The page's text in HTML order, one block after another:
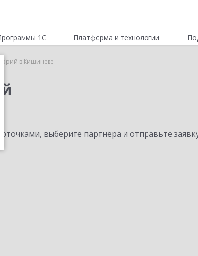
1С Платформа и технологии
в Кишиневе
выберите партнёра и отправьте